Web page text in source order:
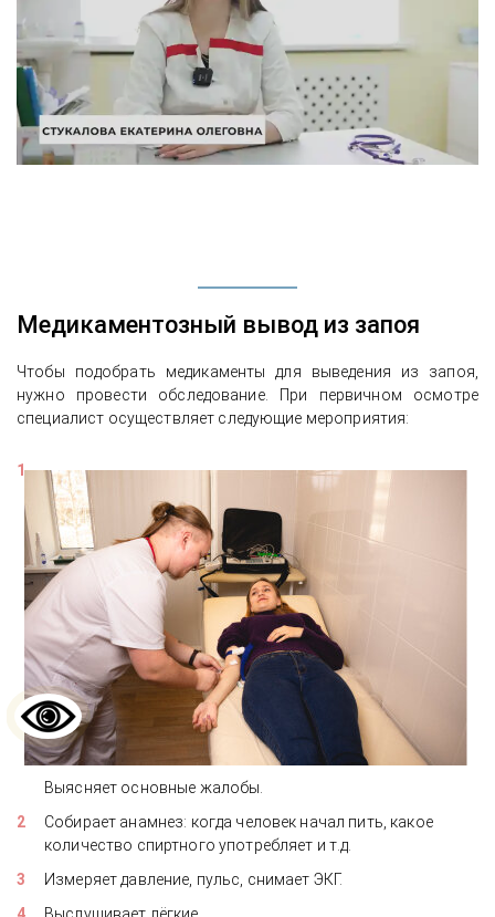
Медикаментозный вывод из запоя
Чтобы подобрать медикаменты для выведения из запоя,
нужно провести обследование. При первичном осмотре
специалист осуществляет следующие мероприятия:
Выясняет основные жалобы.
Собирает анамнез: когда человек начал пить, какое
количество спиртного употребляет и т.д.
Измеряет давление, пульс, снимает ЭКГ.